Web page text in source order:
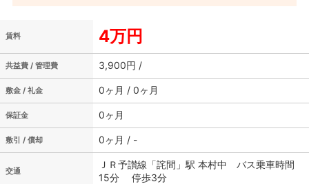
賃料 4万円
共益費 / 管理費 3,900円 /
敷金 / 礼金 0ヶ月 / 0ヶ月
保証金 0ヶ月
敷引 / 償却 0ヶ月 / -
交通
ＪＲ予讃線「詫間」駅 本村中 バス乗車時間
15分 停歩3分